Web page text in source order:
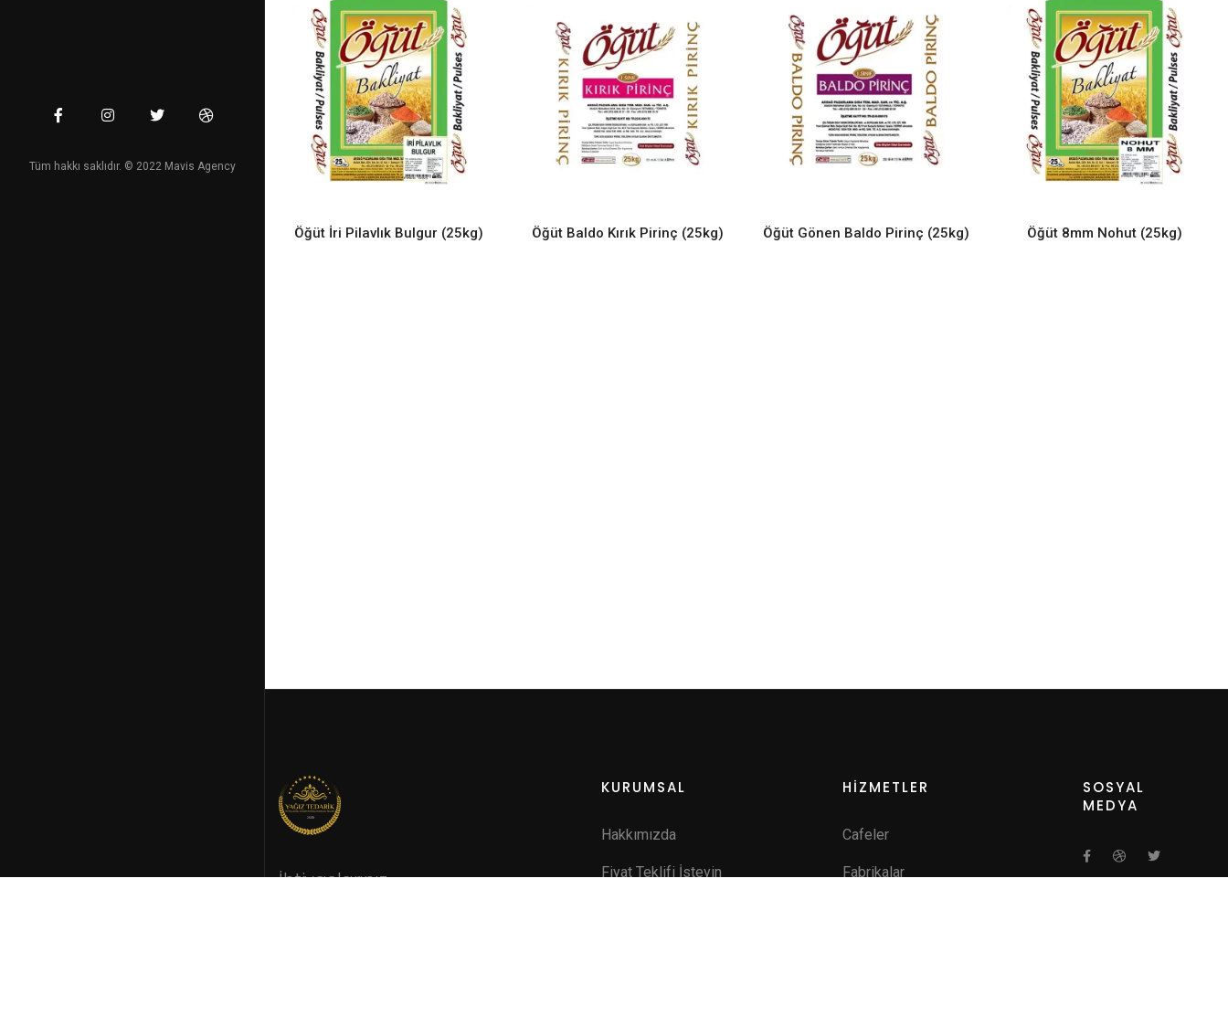
Tüm hakkı saklıdır. © 2022 Mavis Agency
READ MORE
Öğüt İri Pilavlık Bulgur (25kg) READ MORE
Öğüt Baldo Kırık Pirinç (25kg) READ MORE
Öğüt Gönen Baldo Pirinç (25kg) READ MORE
Öğüt 8mm Nohut (25kg)
İhtiyaçlarınız
KURUMSAL
Hakkımızda
Fiyat Teklifi İsteyin
HİZMETLER
Cafeler
Fabrikalar
SOSYAL
MEDYA